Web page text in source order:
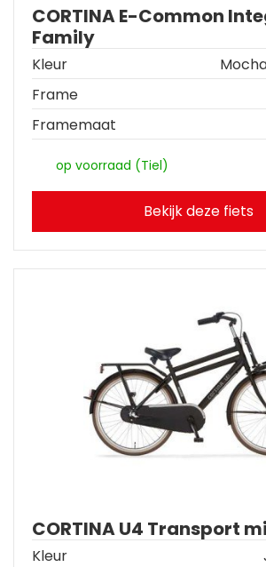
CORTINA E-Common
Family
Kleur
Frame
Framemaat
op voorraad (Tiel)
Bekijk deze fiets
CORTINA U4 Transport
Kleur